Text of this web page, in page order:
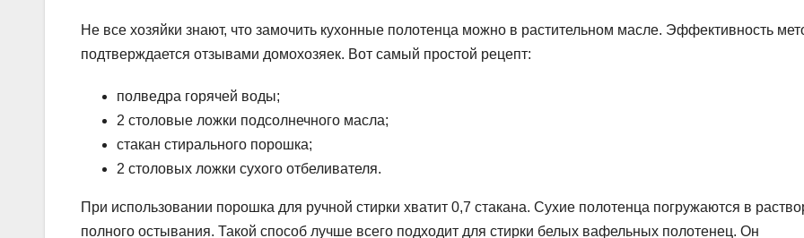
Не все хозяйки знают, что замочить кухонные полотенца можно в растительном масле. Эффективность
подтверждается отзывами домохозяек. Вот самый простой рецепт:
полведра горячей воды;
2 столовые ложки подсолнечного масла;
стакан стирального порошка;
2 столовых ложки сухого отбеливателя.
При использовании порошка для ручной стирки хватит 0,7 стакана. Сухие полотенца погружаются в
полного остывания. Такой способ лучше всего подходит для стирки белых вафельных полотенец. Он